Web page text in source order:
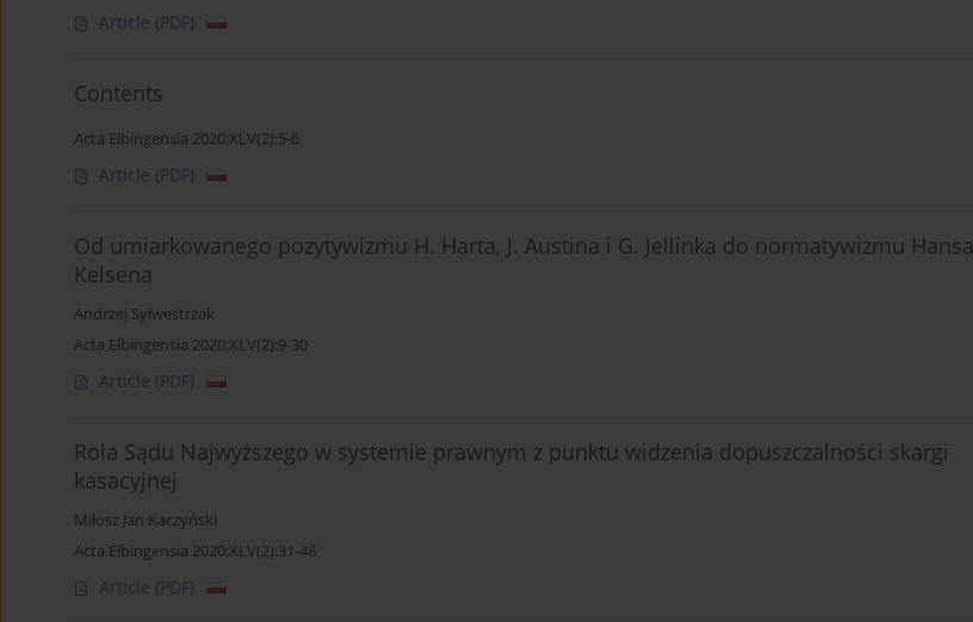
Article (PDF)
Contents
Acta Elbingensia 2020;XLV(2):5-6
Article (PDF)
Od umiarkowanego pozytywizmu H. Harta, J. Austina i G. Jellinka do normatywizmu Hansa
Kelsena
Andrzej Sylwestrzak
Acta Elbingensia 2020;XLV(2):9-30
Article (PDF)
Rola Sądu Najwyższego w systemie prawnym z punktu widzenia dopuszczalności skargi
kasacyjnej
Miłosz Jan Kaczyński
Acta Elbingensia 2020;XLV(2):31-48
Article (PDF)